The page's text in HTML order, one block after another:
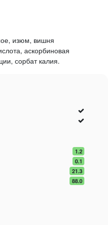
изюм, вишня
аскорбиновая
сорбат калия.
1.2
0.1
21.3
88.0